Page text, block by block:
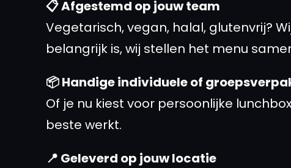
📋 Afgestemd op jouw team
Vegetarisch, vegan, halal, glutenvrij?
belangrijk is, wij stellen het menu
📦 Handige individuele of
Of je nu kiest voor persoonlijke
beste werkt.
📍 Geleverd op jouw locatie